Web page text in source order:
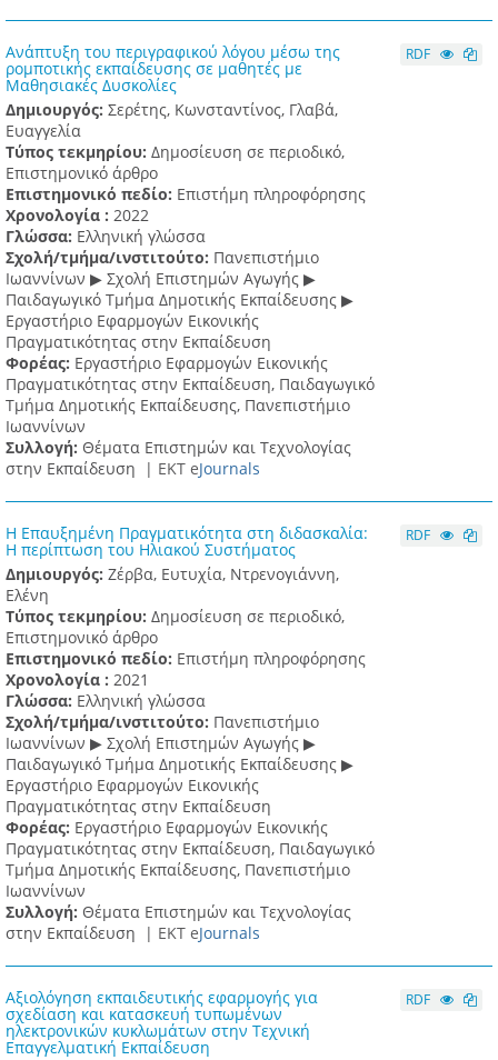
Ανάπτυξη του περιγραφικού λόγου μέσω της
ρομποτικής εκπαίδευσης σε μαθητές με
Μαθησιακές Δυσκολίες
Δημιουργός: Σερέτης, Κωνσταντίνος, Γλαβά,
Ευαγγελία
Τύπος τεκμηρίου: Δημοσίευση σε περιοδικό,
Επιστημονικό άρθρο
Επιστημονικό πεδίο: Επιστήμη πληροφόρησης
Χρονολογία : 2022
Γλώσσα: Ελληνική γλώσσα
Σχολή/τμήμα/ινστιτούτο: Πανεπιστήμιο
Ιωαννίνων ▶ Σχολή Επιστημών Αγωγής ▶
Παιδαγωγικό Τμήμα Δημοτικής Εκπαίδευσης ▶
Eργαστήριο Εφαρμογών Eικονικής
Πραγματικότητας στην Εκπαίδευση
Φορέας: Εργαστήριο Εφαρμογών Εικονικής
Πραγματικότητας στην Εκπαίδευση, Παιδαγωγικό
Τμήμα Δημοτικής Εκπαίδευσης, Πανεπιστήμιο
Ιωαννίνων
Συλλογή: Θέματα Επιστημών και Τεχνολογίας
στην Εκπαίδευση | ΕΚΤ eJournals
RDF
Η Επαυξημένη Πραγματικότητα στη διδασκαλία:
Η περίπτωση του Ηλιακού Συστήματος
Δημιουργός: Ζέρβα, Ευτυχία, Ντρενογιάννη,
Ελένη
Τύπος τεκμηρίου: Δημοσίευση σε περιοδικό,
Επιστημονικό άρθρο
Επιστημονικό πεδίο: Επιστήμη πληροφόρησης
Χρονολογία : 2021
Γλώσσα: Ελληνική γλώσσα
Σχολή/τμήμα/ινστιτούτο: Πανεπιστήμιο
Ιωαννίνων ▶ Σχολή Επιστημών Αγωγής ▶
Παιδαγωγικό Τμήμα Δημοτικής Εκπαίδευσης ▶
Eργαστήριο Εφαρμογών Eικονικής
Πραγματικότητας στην Εκπαίδευση
Φορέας: Εργαστήριο Εφαρμογών Εικονικής
Πραγματικότητας στην Εκπαίδευση, Παιδαγωγικό
Τμήμα Δημοτικής Εκπαίδευσης, Πανεπιστήμιο
Ιωαννίνων
Συλλογή: Θέματα Επιστημών και Τεχνολογίας
στην Εκπαίδευση | ΕΚΤ eJournals
RDF
Αξιολόγηση εκπαιδευτικής εφαρμογής για
σχεδίαση και κατασκευή τυπωμένων
ηλεκτρονικών κυκλωμάτων στην Τεχνική
Επαγγελματική Εκπαίδευση
RDF